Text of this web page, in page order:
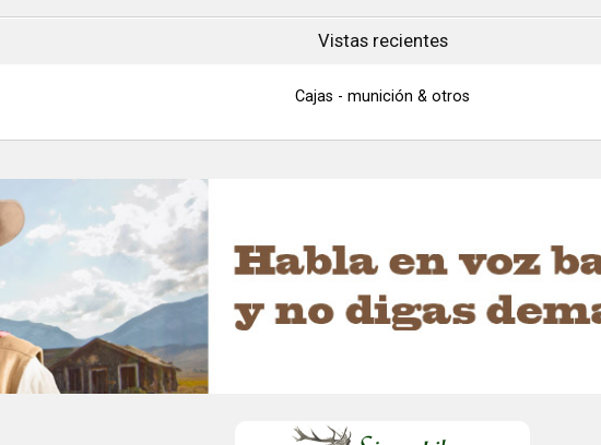
Vistas recientes
Cajas - munición & otros